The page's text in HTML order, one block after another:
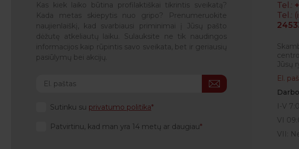
Kas kiek laiko būtina profilaktiškai tikrintis sveikatą?
Kada metas skiepytis nuo gripo? Prenumeruokite
naujienlaiškį, kad svarbiausi priminimai į Jūsų pašto
dėžutę atkeliautų laiku. Sulauksite ne tik naudingos
informacijos kaip rūpintis savo sveikata, bet ir geriausių
pasiūlymų bei akcijų.
Sutinku su privatumo politika
Patvirtinu, kad man yra 14 metų ar daugiau
Tel.:
Tel.:
Jūsų
El.
I-V
VI
VII: